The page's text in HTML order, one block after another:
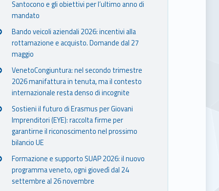
Santocono e gli obiettivi per l’ultimo anno di
mandato
Bando veicoli aziendali 2026: incentivi alla
rottamazione e acquisto. Domande dal 27
maggio
VenetoCongiuntura: nel secondo trimestre
2026 manifattura in tenuta, ma il contesto
internazionale resta denso di incognite
Sostieni il futuro di Erasmus per Giovani
Imprenditori (EYE): raccolta firme per
garantirne il riconoscimento nel prossimo
bilancio UE
Formazione e supporto SUAP 2026: il nuovo
programma veneto, ogni giovedì dal 24
settembre al 26 novembre